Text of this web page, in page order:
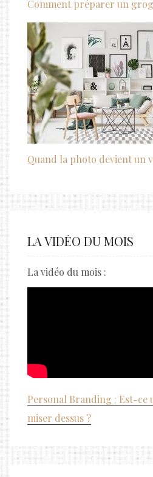
Comment préparer un
Quand la photo devient un
LA VIDÉO DU MOIS
La vidéo du mois :
Personal Branding : Est-ce
miser dessus ?